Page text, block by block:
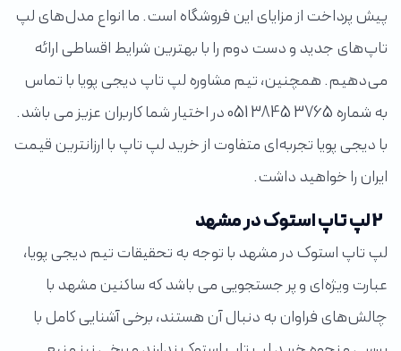
پیش پرداخت از مزایای این فروشگاه است. ما انواع مدل‌های لپ
تاپ‌های جدید و دست دوم را با بهترین شرایط اقساطی ارائه
می‌دهیم. همچنین، تیم مشاوره لپ تاپ دیجی پویا با تماس
به شماره 3765 3845 051 در اختیار شما کاربران عزیز می باشد.
با دیجی پویا تجربه‌ای متفاوت از خرید لپ تاپ با ارزانترین قیمت
ایران را خواهید داشت.
2 لپ تاپ استوک در مشهد
لپ تاپ استوک در مشهد با توجه به تحقیقات تیم دیجی پویا،
عبارت ویژه‌ای و پر جستجویی می باشد که ساکنین مشهد با
چالش‌های فراوان به دنبال آن هستند، برخی آشنایی کامل با